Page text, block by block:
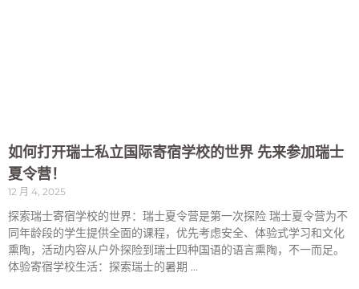
如何打开瑞士私立国际寄宿学校的世界 先来参加瑞士
夏令营！
12 月 4, 2025
探索瑞士寄宿学校的世界：瑞士夏令营是第一次探险 瑞士夏令营为不
同年龄段的学生提供全面的课程，优先考虑安全、体验式学习和文化
熏陶，活动内容从户外探险到瑞士四种国语的语言熏陶，不一而足。
体验寄宿学校生活：探索瑞士的暑期 ...